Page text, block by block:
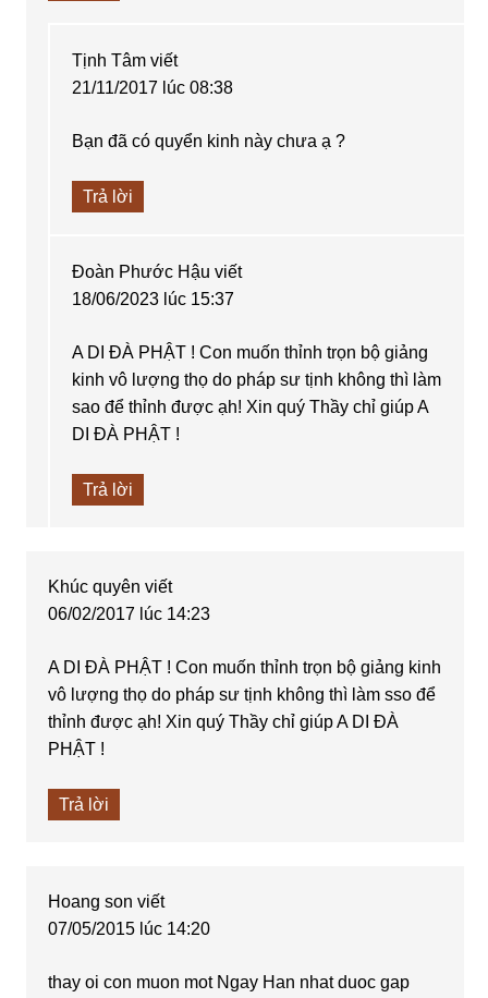
Tịnh Tâm viết
21/11/2017 lúc 08:38
Bạn đã có quyển kinh này chưa ạ ?
Trả lời
Đoàn Phước Hậu viết
18/06/2023 lúc 15:37
A DI ĐÀ PHẬT ! Con muốn thỉnh trọn bộ giảng
kinh vô lượng thọ do pháp sư tịnh không thì làm
sao để thỉnh được ạh! Xin quý Thầy chỉ giúp A
DI ĐÀ PHẬT !
Trả lời
Khúc quyên viết
06/02/2017 lúc 14:23
A DI ĐÀ PHẬT ! Con muốn thỉnh trọn bộ giảng kinh
vô lượng thọ do pháp sư tịnh không thì làm sso để
thỉnh được ạh! Xin quý Thầy chỉ giúp A DI ĐÀ
PHẬT !
Trả lời
Hoang son viết
07/05/2015 lúc 14:20
thay oi con muon mot Ngay Han nhat duoc gap